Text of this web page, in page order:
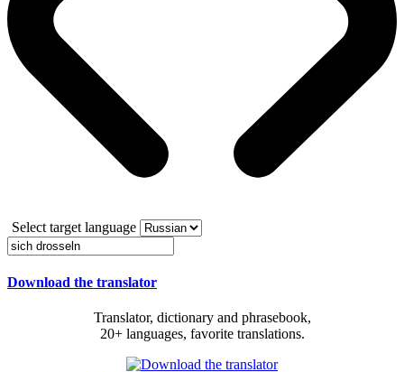
Select target language
Download the translator
Translator, dictionary and phrasebook,
20+ languages, favorite translations.